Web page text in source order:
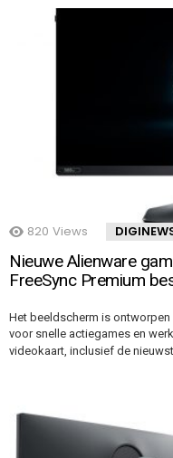
820 Views
Nieuwe Alienware
FreeSync Premium
Het beeldscherm is
voor snelle actiegames en
videokaart, inclusief de